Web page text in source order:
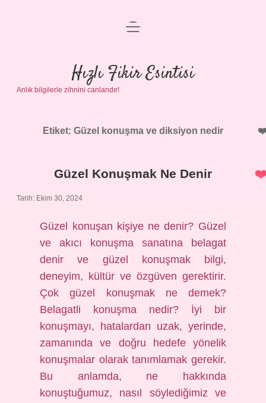
Anasayfa
Gizlilik Politikası
Yasal Uyarı
menüyü
Hızlı Fikir Esintisi
Anlık bilgilerle zihnini canlandır!
Etiket: Güzel konuşma ve diksiyon nedir
Güzel Konuşmak Ne Denir
Tarih: Ekim 30, 2024
Güzel konuşan kişiye ne denir? Güzel
ve akıcı konuşma sanatına belagat
denir ve güzel konuşmak bilgi,
deneyim, kültür ve özgüven gerektirir.
Çok güzel konuşmak ne demek?
Belagatli konuşma nedir? İyi bir
konuşmayı, hatalardan uzak, yerinde,
zamanında ve doğru hedefe yönelik
konuşmalar olarak tanımlamak gerekir.
Bu anlamda, ne hakkında
konuştuğumuz, nasıl söylediğimiz ve